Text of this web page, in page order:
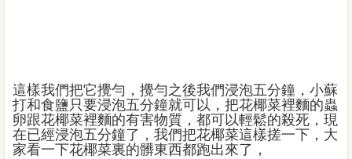
這樣我們把它攪勻，攪勻之後我們浸泡五分鐘，小蘇
打和食鹽只要浸泡五分鐘就可以，把花椰菜裡麵的蟲
卵跟花椰菜裡麵的有害物質，都可以輕鬆的殺死，現
在已經浸泡五分鐘了，我們把花椰菜這樣搓一下，大
家看一下花椰菜裏的髒東西都跑出來了，